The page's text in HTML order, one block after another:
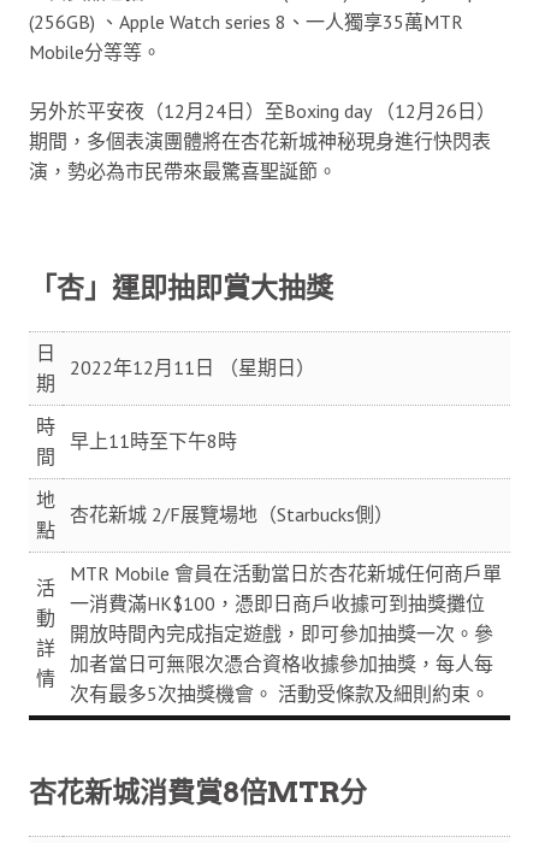
(256GB) 、Apple Watch series 8、一人獨享35萬MTR
Mobile分等等。
另外於平安夜（12月24日）至Boxing day （12月26日）
期間，多個表演團體將在杏花新城神秘現身進行快閃表
演，勢必為市民帶來最驚喜聖誕節。
「杏」運即抽即賞大抽獎
日
期
2022年12月11日 （星期日）
時
間
早上11時至下午8時
地
點
杏花新城 2/F展覽場地（Starbucks側）
活
動
詳
情
MTR Mobile 會員在活動當日於杏花新城任何商戶單
一消費滿HK$100，憑即日商戶收據可到抽獎攤位
開放時間內完成指定遊戲，即可參加抽獎一次。參
加者當日可無限次憑合資格收據參加抽獎，每人每
次有最多5次抽獎機會。 活動受條款及細則約束。
杏花新城消費賞8倍MTR分